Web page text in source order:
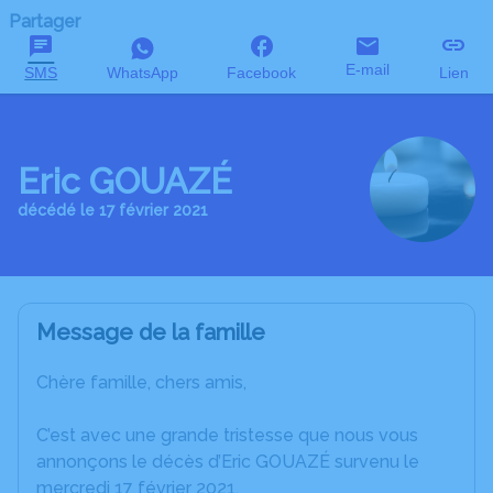
Partager
SMS WhatsApp Facebook E-mail Lien
Eric GOUAZÉ
décédé le 17 février 2021
Message de la famille
Chère famille, chers amis,
C’est avec une grande tristesse que nous vous
annonçons le décès d’Eric GOUAZÉ survenu le
mercredi 17 février 2021.